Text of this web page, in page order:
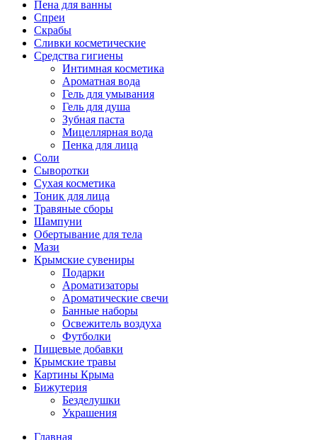
Пена для ванны
Спреи
Скрабы
Сливки косметические
Средства гигиены
Интимная косметика
Ароматная вода
Гель для умывания
Гель для душа
Зубная паста
Мицеллярная вода
Пенка для лица
Соли
Сыворотки
Сухая косметика
Тоник для лица
Травяные сборы
Шампуни
Обертывание для тела
Мази
Крымские сувениры
Подарки
Ароматизаторы
Ароматические свечи
Банные наборы
Освежитель воздуха
Футболки
Пищевые добавки
Крымские травы
Картины Крыма
Бижутерия
Безделушки
Украшения
Главная